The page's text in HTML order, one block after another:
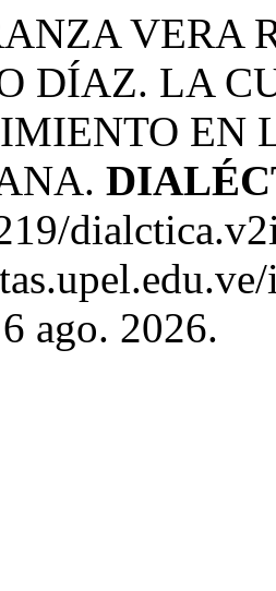
VERA
DÍAZ. LA
EN
ago. 2026.